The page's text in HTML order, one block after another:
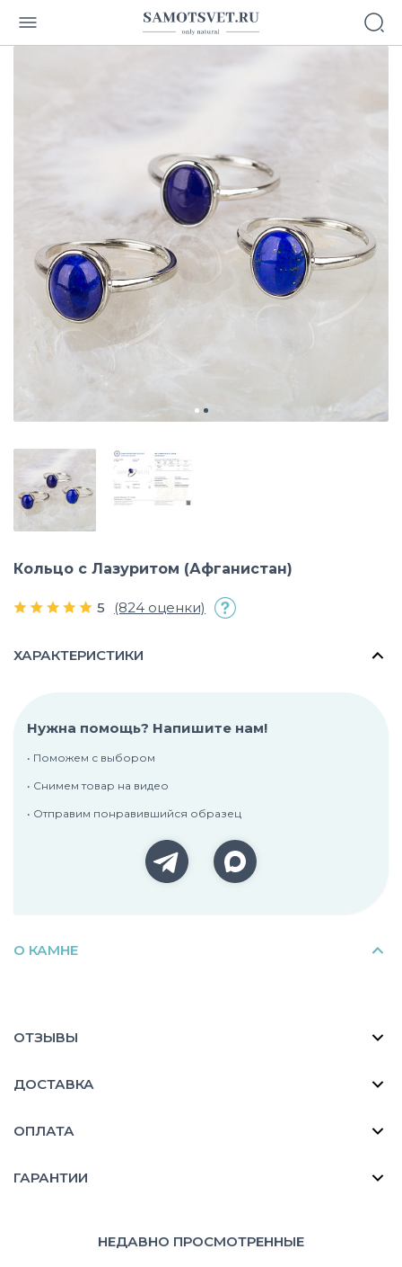
Кольцо с Лазуритом (Афганистан)
5 (824 оценки)
ХАРАКТЕРИСТИКИ
Нужна помощь? Напишите нам!
• Поможем с выбором
• Снимем товар на видео
• Отправим понравившийся образец
О КАМНЕ
ОТЗЫВЫ
ДОСТАВКА
ОПЛАТА
ГАРАНТИИ
НЕДАВНО ПРОСМОТРЕННЫЕ